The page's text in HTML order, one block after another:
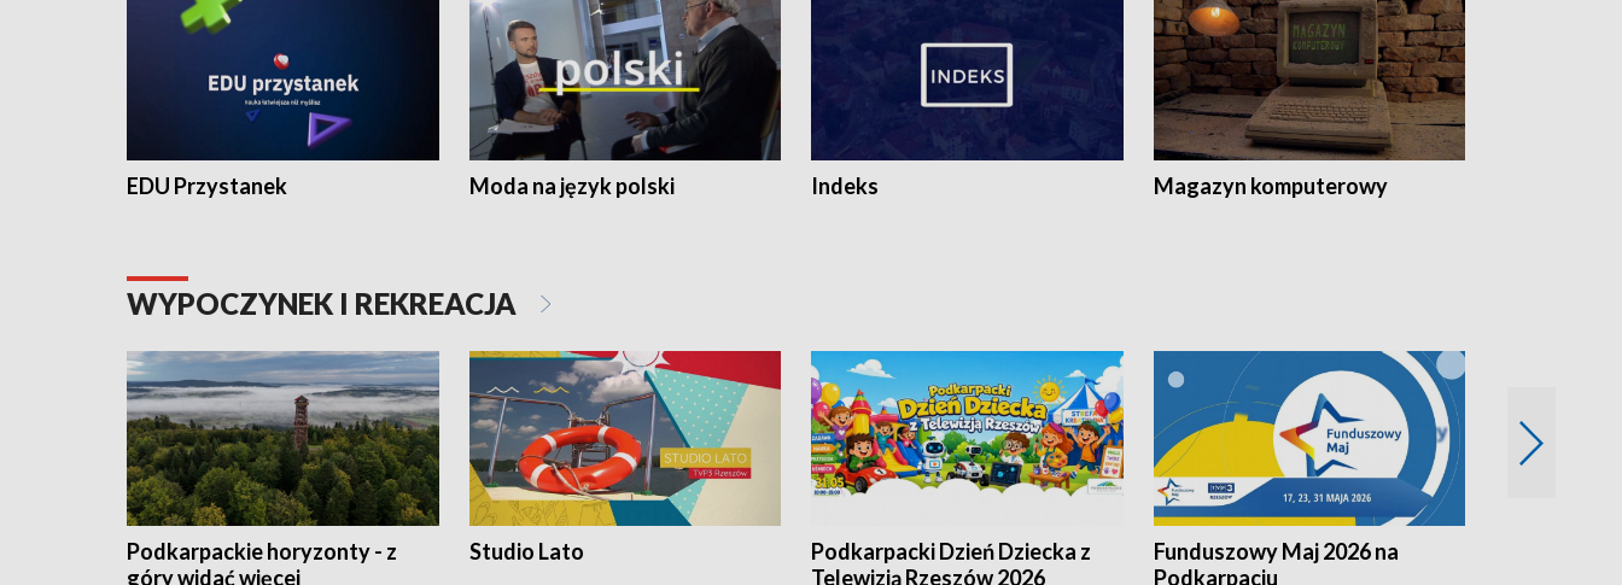
EDU Przystanek Moda na język polski Indeks Magazyn komputerowy
WYPOCZYNEK I REKREACJA
Podkarpackie horyzonty - z
góry widać więcej
Studio Lato
Podkarpacki Dzień Dziecka z
Telewizją Rzeszów 2026
Funduszowy Maj 2026 na
Podkarpaciu